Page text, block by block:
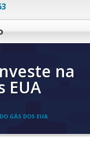
na
EUA
GÁS DOS EUA